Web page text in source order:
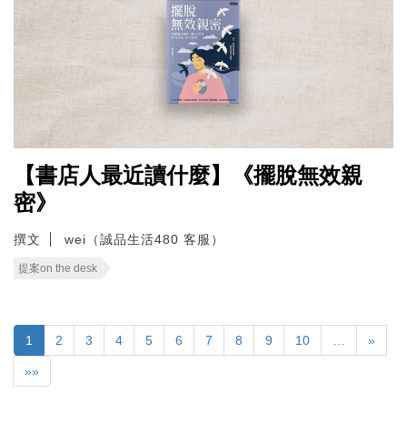
【書店人最近讀什麼】《擺脫無效親
密》
撰文 wei（誠品生活480 客服）
提案on the desk
1 2 3 4 5 6 7 8 9 10 »
»»